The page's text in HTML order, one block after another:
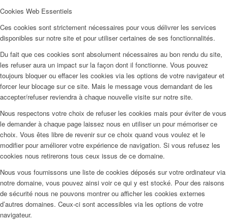
Cookies Web Essentiels
Ces cookies sont strictement nécessaires pour vous délivrer les services
disponibles sur notre site et pour utiliser certaines de ses fonctionnalités.
Du fait que ces cookies sont absolument nécessaires au bon rendu du site,
les refuser aura un impact sur la façon dont il fonctionne. Vous pouvez
toujours bloquer ou effacer les cookies via les options de votre navigateur et
forcer leur blocage sur ce site. Mais le message vous demandant de les
accepter/refuser reviendra à chaque nouvelle visite sur notre site.
Nous respectons votre choix de refuser les cookies mais pour éviter de vous
le demander à chaque page laissez nous en utiliser un pour mémoriser ce
choix. Vous êtes libre de revenir sur ce choix quand vous voulez et le
modifier pour améliorer votre expérience de navigation. Si vous refusez les
cookies nous retirerons tous ceux issus de ce domaine.
Nous vous fournissons une liste de cookies déposés sur votre ordinateur via
notre domaine, vous pouvez ainsi voir ce qui y est stocké. Pour des raisons
de sécurité nous ne pouvons montrer ou afficher les cookies externes
d’autres domaines. Ceux-ci sont accessibles via les options de votre
navigateur.